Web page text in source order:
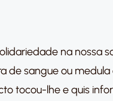
na nossa
de sangue ou medula
tocou-lhe e quis